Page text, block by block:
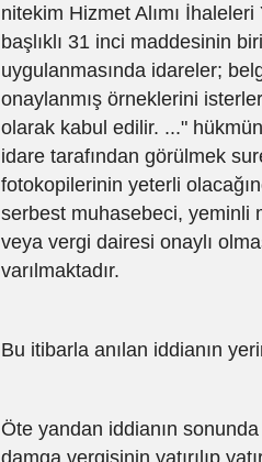
nitekim Hizmet Alımı
başlıklı 31 inci maddesinin
uygulanmasında idareler;
onaylanmış örneklerini
olarak kabul edilir. ..."
idare tarafından görülmek
fotokopilerinin yeterli
serbest muhasebeci, yeminli
veya vergi dairesi onaylı
varılmaktadır.
Bu itibarla anılan iddianın
Öte yandan iddianın
damga vergisinin yatırılıp